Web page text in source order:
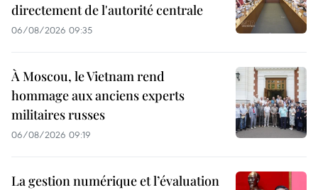
directement de l'autorité centrale
06/08/2026 09:35
À Moscou, le Vietnam rend
hommage aux anciens experts
militaires russes
06/08/2026 09:19
La gestion numérique et l’évaluation